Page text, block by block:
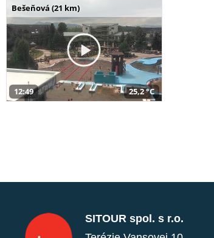
Bešeňová (21 km)
12:49 25,2 °C
SITOUR spol. s r.o.